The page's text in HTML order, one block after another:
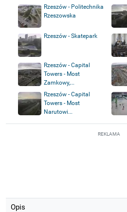
Rzeszów - Politechnika
Rzeszowska
Rzeszów - Skatepark
Rzeszów - Capital
Towers - Most
Zamkowy,...
Rzeszów - Capital
Towers - Most
Narutowi...
REKLAMA
Opis